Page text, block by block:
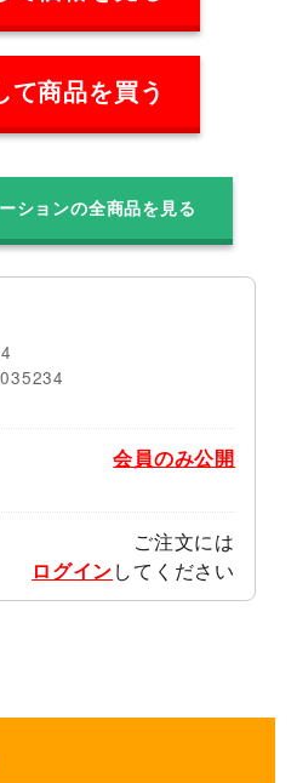
て商品を買う
ションの全商品を見る
会員のみ公開
ご注文には
ログインしてください